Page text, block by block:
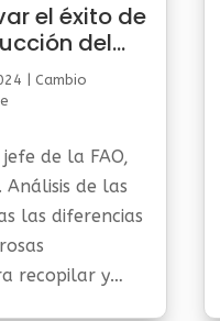
el éxito de
del
jefe
|Cambio
de la FAO,
de las
las diferencias
recopilar y